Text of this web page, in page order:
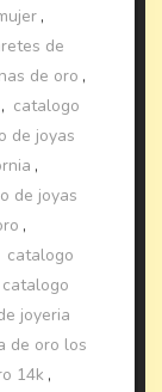
,
de
de oro ,
, catalogo
de joyas
,
de joyas
,
catalogo
catalogo
joyeria
de oro los
14k ,